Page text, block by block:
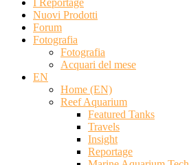
I Reportage
Nuovi Prodotti
Forum
Fotografia
Fotografia
Acquari del mese
EN
Home (EN)
Reef Aquarium
Featured Tanks
Travels
Insight
Reportage